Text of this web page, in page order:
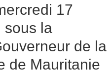
17
sous la
de la
de Mauritanie